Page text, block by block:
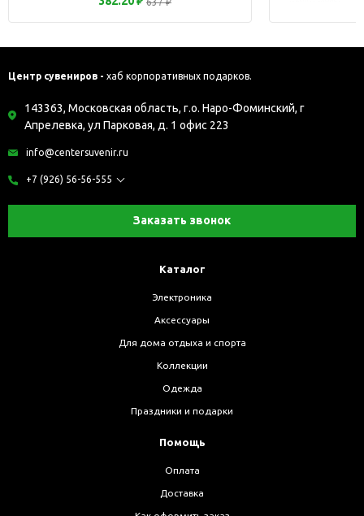
Центр сувениров - хаб корпоративных подарков.
143363, Московская область, г.о. Наро-Фоминский, г
Апрелевка, ул Парковая, д. 1 офис 223
info@centersuvenir.ru
+7 (926) 56-56-555
Заказать звонок
Каталог
Электроника
Аксессуары
Для дома отдыха и спорта
Коллекции
Одежда
Праздники и подарки
Помощь
Оплата
Доставка